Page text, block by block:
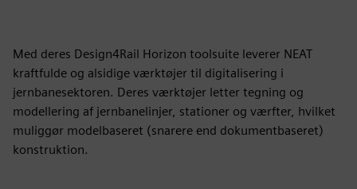
Med deres Design4Rail Horizon toolsuite leverer NEAT
kraftfulde og alsidige værktøjer til digitalisering i
jernbanesektoren. Deres værktøjer letter tegning og
modellering af jernbanelinjer, stationer og værfter, hvilket
muliggør modelbaseret (snarere end dokumentbaseret)
konstruktion.